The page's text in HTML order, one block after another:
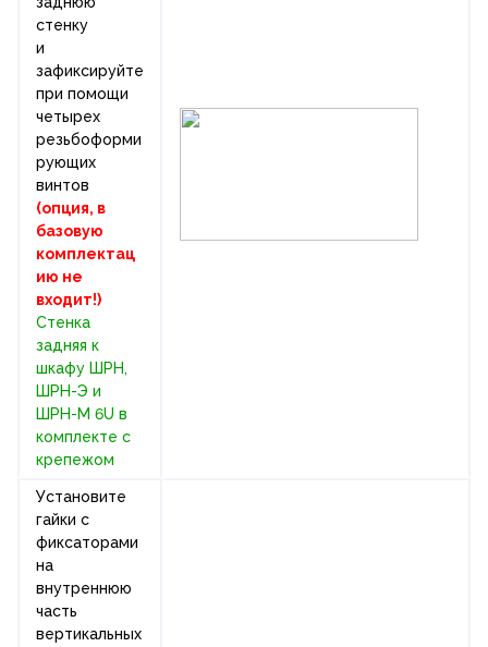
стенку
и
зафиксируйте
при помощи
четырех
резьбоформи
рующих
винтов
(опция, в
базовую
комплектац
ию не
входит!)
Стенка
задняя к
шкафу ШРН,
ШРН-Э и
ШРН-М 6U в
комплекте с
крепежом
Установите
гайки с
фиксаторами
на
внутреннюю
часть
вертикальных